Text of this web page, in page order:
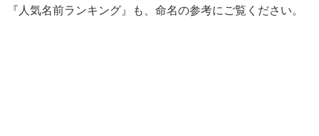
『人気名前ランキング』も、命名の参考にご覧ください。